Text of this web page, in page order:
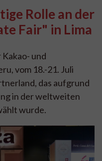
Rolle an der
Fair" in Lima
und
vom 18.-21. Juli
das aufgrund
in der weltweiten
wurde.